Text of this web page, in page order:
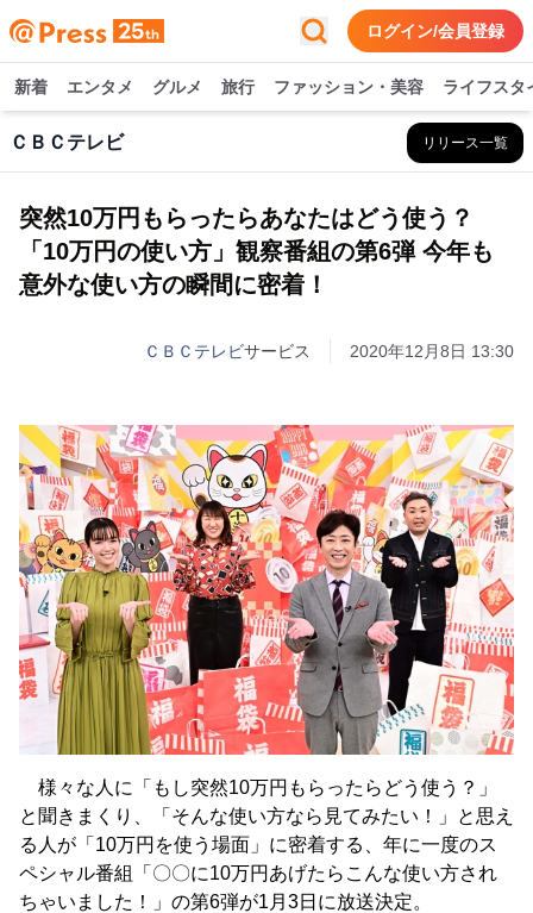
ログイン/会員登録
新着 エンタメ グルメ 旅行 ファッション・美容 ライフスタ
ＣＢＣテレビ リリース一覧
突然10万円もらったらあなたはどう使う？
「10万円の使い方」観察番組の第6弾 今年も
意外な使い方の瞬間に密着！
ＣＢＣテレビサービス 2020年12月8日 13:30
様々な人に「もし突然10万円もらったらどう使う？」
と聞きまくり、「そんな使い方なら見てみたい！」と思え
る人が「10万円を使う場面」に密着する、年に一度のス
ペシャル番組「〇〇に10万円あげたらこんな使い方され
ちゃいました！」の第6弾が1月3日に放送決定。